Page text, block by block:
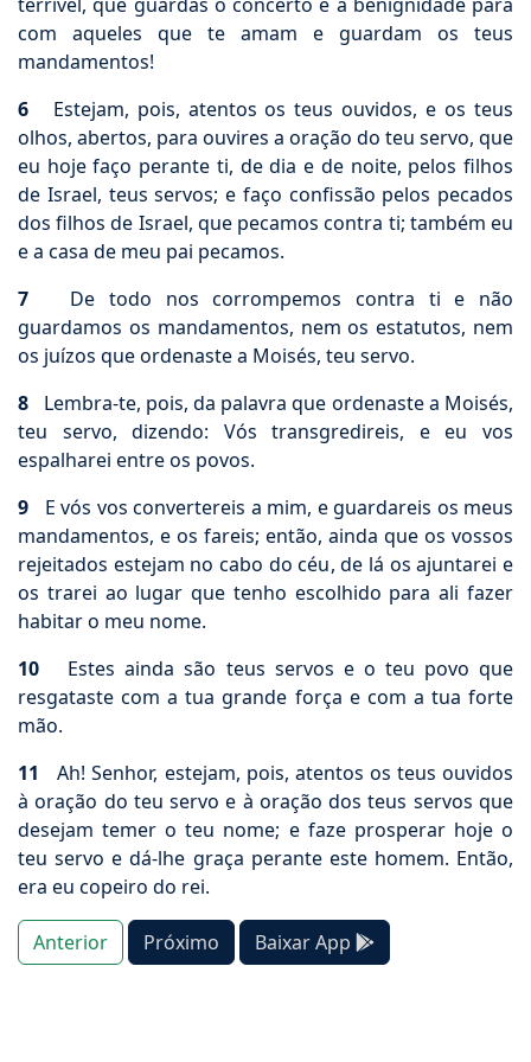
com aqueles que te amam e guardam os teus
mandamentos!
6 Estejam, pois, atentos os teus ouvidos, e os teus
olhos, abertos, para ouvires a oração do teu servo, que
eu hoje faço perante ti, de dia e de noite, pelos filhos
de Israel, teus servos; e faço confissão pelos pecados
dos filhos de Israel, que pecamos contra ti; também eu
e a casa de meu pai pecamos.
7 De todo nos corrompemos contra ti e não
guardamos os mandamentos, nem os estatutos, nem
os juízos que ordenaste a Moisés, teu servo.
8 Lembra-te, pois, da palavra que ordenaste a Moisés,
teu servo, dizendo: Vós transgredireis, e eu vos
espalharei entre os povos.
9 E vós vos convertereis a mim, e guardareis os meus
mandamentos, e os fareis; então, ainda que os vossos
rejeitados estejam no cabo do céu, de lá os ajuntarei e
os trarei ao lugar que tenho escolhido para ali fazer
habitar o meu nome.
10 Estes ainda são teus servos e o teu povo que
resgataste com a tua grande força e com a tua forte
mão.
11 Ah! Senhor, estejam, pois, atentos os teus ouvidos
à oração do teu servo e à oração dos teus servos que
desejam temer o teu nome; e faze prosperar hoje o
teu servo e dá-lhe graça perante este homem. Então,
era eu copeiro do rei.
Anterior Próximo Baixar App